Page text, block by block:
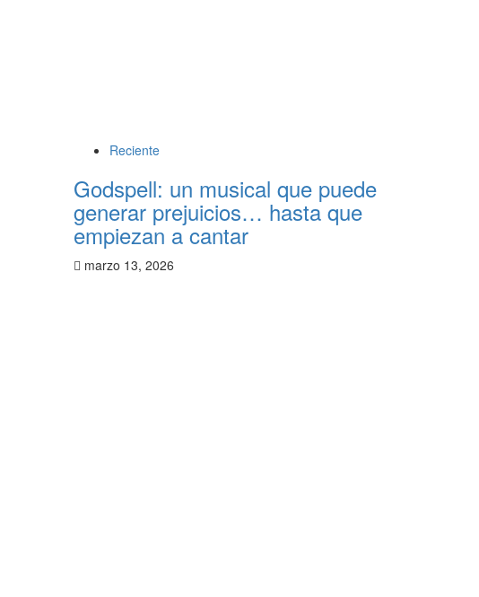
Reciente
Godspell: un musical que puede
generar prejuicios… hasta que
empiezan a cantar
marzo 13, 2026